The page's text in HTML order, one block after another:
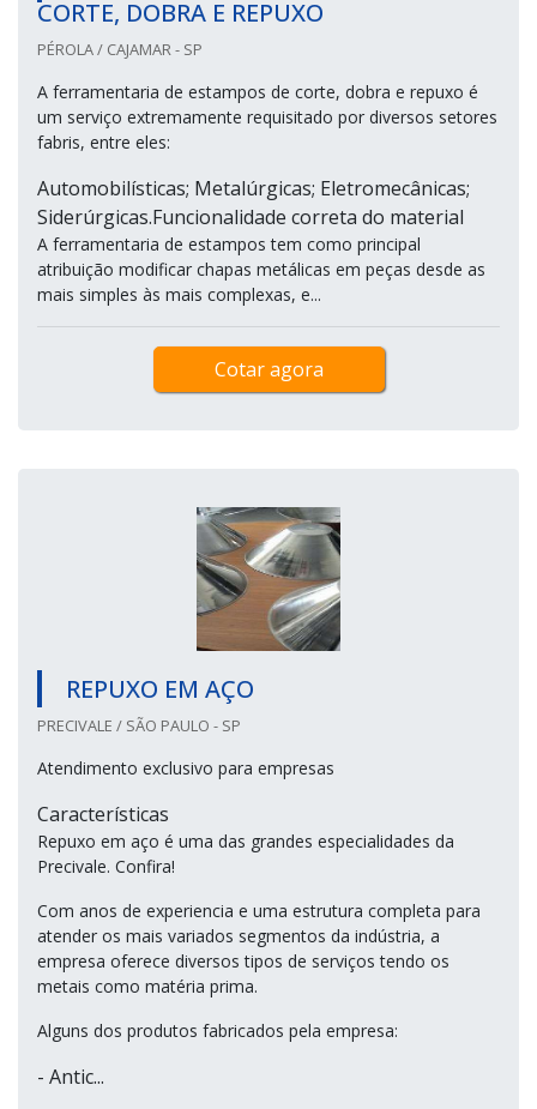
CORTE, DOBRA E REPUXO
PÉROLA / CAJAMAR - SP
A ferramentaria de estampos de corte, dobra e repuxo é
um serviço extremamente requisitado por diversos setores
fabris, entre eles:
Automobilísticas; Metalúrgicas; Eletromecânicas;
Siderúrgicas.Funcionalidade correta do material
A ferramentaria de estampos tem como principal
atribuição modificar chapas metálicas em peças desde as
mais simples às mais complexas, e...
Cotar agora
REPUXO EM AÇO
PRECIVALE / SÃO PAULO - SP
Atendimento exclusivo para empresas
Características
Repuxo em aço é uma das grandes especialidades da
Precivale. Confira!
Com anos de experiencia e uma estrutura completa para
atender os mais variados segmentos da indústria, a
empresa oferece diversos tipos de serviços tendo os
metais como matéria prima.
Alguns dos produtos fabricados pela empresa:
- Antic...